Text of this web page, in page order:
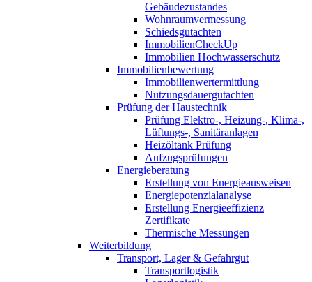
Gebäudezustandes
Wohnraumvermessung
Schiedsgutachten
ImmobilienCheckUp
Immobilien Hochwasserschutz
Immobilienbewertung
Immobilienwertermittlung
Nutzungsdauergutachten
Prüfung der Haustechnik
Prüfung Elektro-, Heizung-, Klima-,
Lüftungs-, Sanitäranlagen
Heizöltank Prüfung
Aufzugsprüfungen
Energieberatung
Erstellung von Energieausweisen
Energiepotenzialanalyse
Erstellung Energieeffizienz
Zertifikate
Thermische Messungen
Weiterbildung
Transport, Lager & Gefahrgut
Transportlogistik